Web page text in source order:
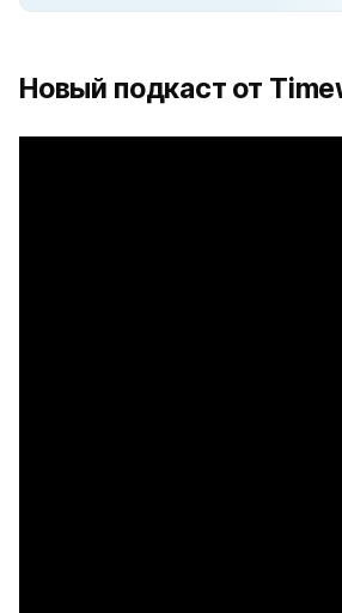
Новый подкаст от